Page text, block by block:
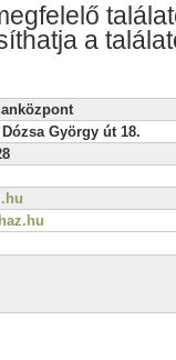
a
György út 18.